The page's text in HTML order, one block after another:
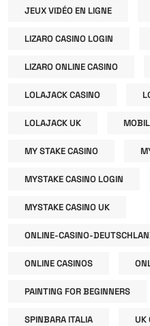
JEUX VIDÉO EN LIGNE
LIZARO CASINO LOGIN
LIZARO ONLINE CASINO
LOLAJACK CASINO
LOLAJACK UK
MY STAKE CASINO
MYSTAKE CASINO LOGIN
MYSTAKE CASINO UK
ONLINE-CASINO-
ONLINE CASINOS
PAINTING FOR BEGINNERS
SPINBARA ITALIA UK